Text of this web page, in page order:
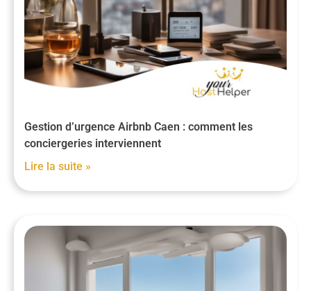
Gestion d’urgence Airbnb Caen : comment les
conciergeries interviennent
Lire la suite »